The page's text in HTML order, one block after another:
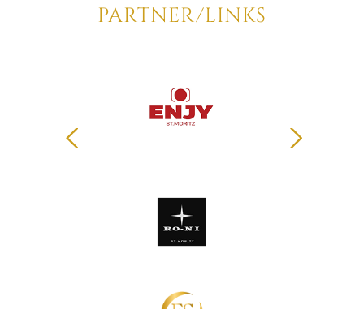
PARTNER/LINKS